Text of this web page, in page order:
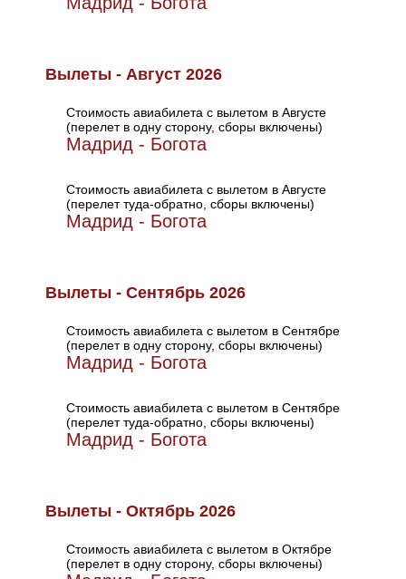
Вылеты - Август 2026
Стоимость авиабилета с вылетом в Августе
(перелет в одну сторону, сборы включены)
Мадрид - Богота
Стоимость авиабилета с вылетом в Августе
(перелет туда-обратно, сборы включены)
Мадрид - Богота
Вылеты - Сентябрь 2026
Стоимость авиабилета с вылетом в Сентябре
(перелет в одну сторону, сборы включены)
Мадрид - Богота
Стоимость авиабилета с вылетом в Сентябре
(перелет туда-обратно, сборы включены)
Мадрид - Богота
Вылеты - Октябрь 2026
Стоимость авиабилета с вылетом в Октябре
(перелет в одну сторону, сборы включены)